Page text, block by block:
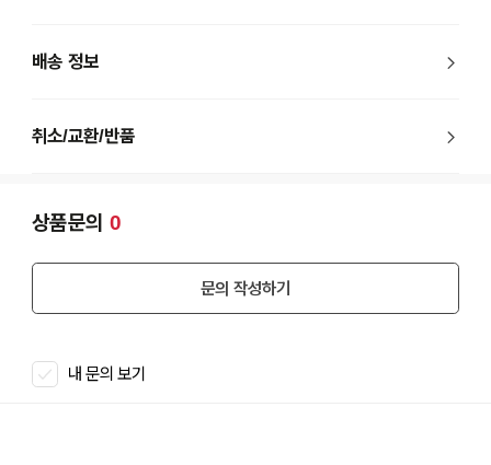
배송 정보
취소/교환/반품
상품문의 0
문의 작성하기
내 문의 보기